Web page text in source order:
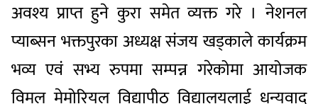
अवश्य प्राप्त हुने कुरा समेत व्यक्त गरे । नेशनल
प्याब्सन भक्तपुरका अध्यक्ष संजय खड्‌काले कार्यक्रम
भव्य एवं सभ्य रुपमा सम्पन्न गरेकोमा आयोजक